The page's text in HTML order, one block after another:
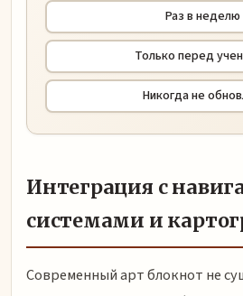
Раз в неделю
Только перед
Никогда не
Интеграция с
системами и
Современный арт блокнот не